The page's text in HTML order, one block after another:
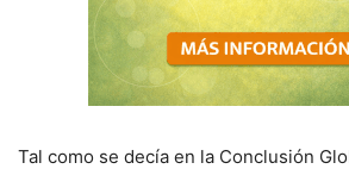
Tal como se decía en la Conclusión